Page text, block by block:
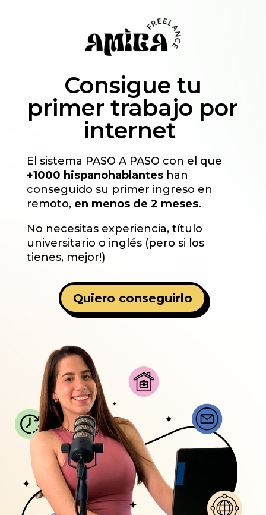
Consigue tu
primer trabajo por
internet
El sistema PASO A PASO con el que
+1000 hispanohablanteshan
conseguido su primer ingreso en
remoto, en menos de 2 meses.
No necesitas experiencia, título
universitario o inglés (pero si los
tienes, mejor!)
Quiero conseguirlo